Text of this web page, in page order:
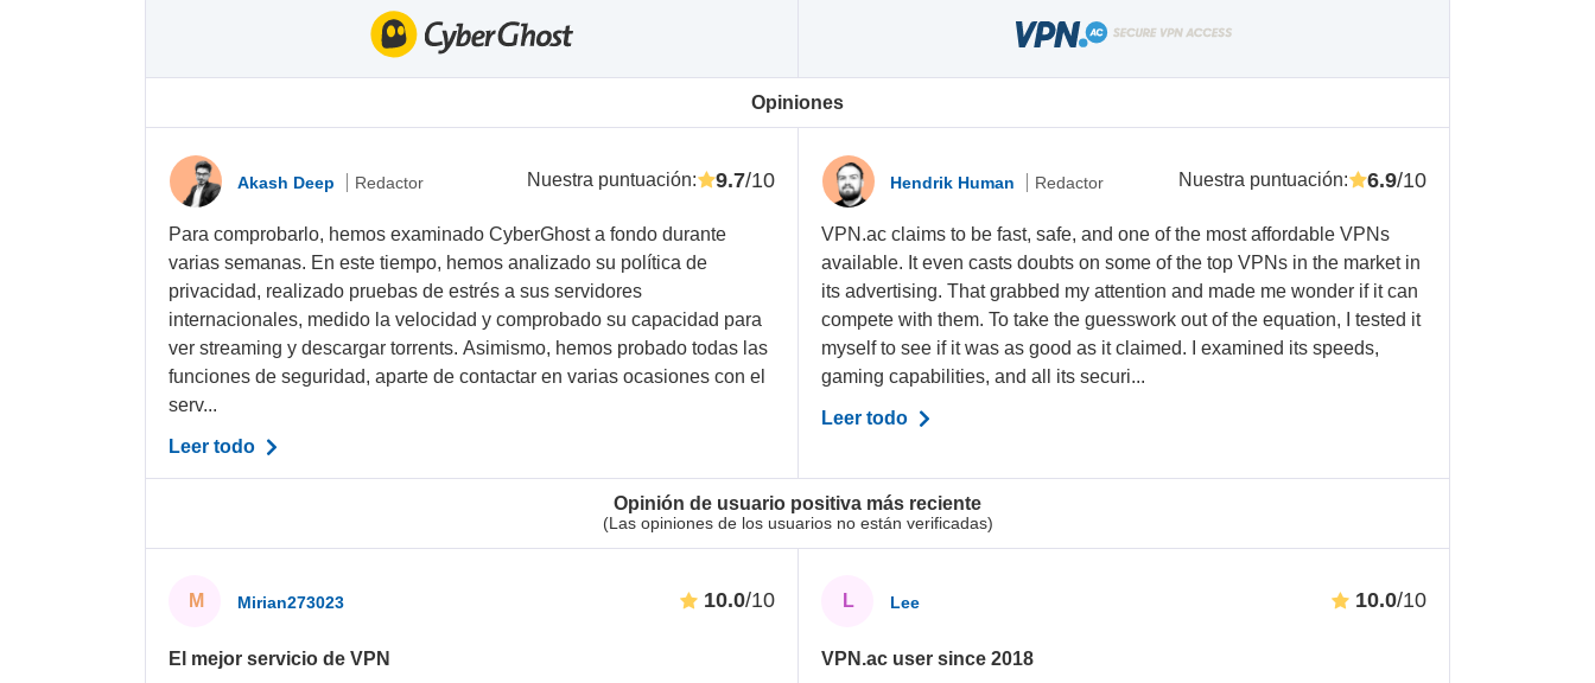
Opiniones
Opinión de usuario positiva más reciente
(Las opiniones de los usuarios no están verificadas)
Akash Deep Redactor Nuestra puntuación: 9.7/10
Para comprobarlo, hemos examinado CyberGhost a fondo durante
varias semanas. En este tiempo, hemos analizado su política de
privacidad, realizado pruebas de estrés a sus servidores
internacionales, medido la velocidad y comprobado su capacidad para
ver streaming y descargar torrents. Asimismo, hemos probado todas las
funciones de seguridad, aparte de contactar en varias ocasiones con el
serv...
Leer todo
M Mirian273023 10.0/10
El mejor servicio de VPN
Hendrik Human Redactor Nuestra puntuación: 6.9/10
VPN.ac claims to be fast, safe, and one of the most affordable VPNs
available. It even casts doubts on some of the top VPNs in the market in
its advertising. That grabbed my attention and made me wonder if it can
compete with them. To take the guesswork out of the equation, I tested it
myself to see if it was as good as it claimed. I examined its speeds,
gaming capabilities, and all its securi...
Leer todo
L Lee 10.0/10
VPN.ac user since 2018